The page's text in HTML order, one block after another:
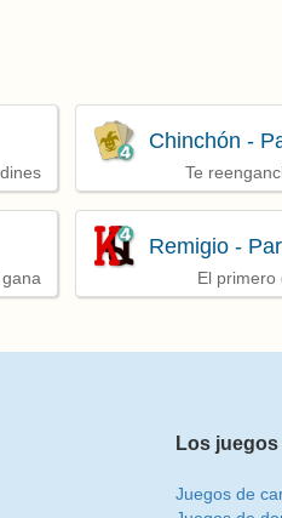
Te
Chinchón -
El primero
Remigio -
Los
Juegos de